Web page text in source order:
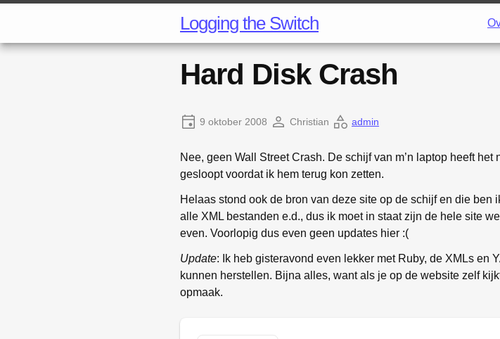
Logging the Switch
Hard Disk Crash
9 oktober 2008 Christian admin
Nee, geen Wall Street Crash. De schijf van m’n laptop heeft
gesloopt voordat ik hem terug kon zetten.
Helaas stond ook de bron van deze site op de schijf en die
alle XML bestanden e.d., dus ik moet in staat zijn de hele site
even. Voorlopig dus even geen updates hier :(
Update: Ik heb gisteravond even lekker met Ruby, de XMLs en
kunnen herstellen. Bijna alles, want als je op de website zelf
opmaak.